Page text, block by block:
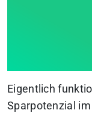
Eigentlich
Sparpotenzial